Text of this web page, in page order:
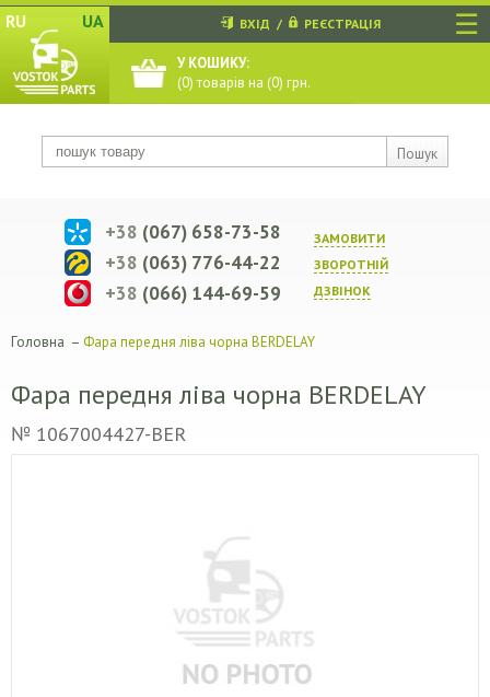
☰
RU UA
Пошук
ВХІД / РЕЄСТРАЦІЯ
У КОШИКУ:
(0) товарів на (0) грн.
ЗАМОВИТИ
ЗВОРОТНIЙ
ДЗВIНОК
+38 (067) 658-73-58
+38 (063) 776-44-22
+38 (066) 144-69-59
Головна – Фара передня ліва чорна BERDELAY
Фара передня ліва чорна BERDELAY
№ 1067004427-BER